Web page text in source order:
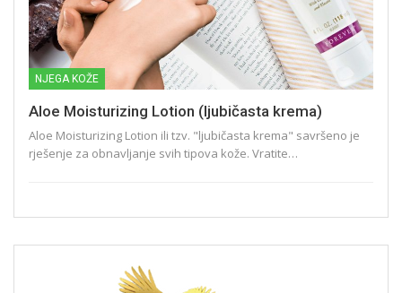
NJEGA KOŽE
Aloe Moisturizing Lotion (ljubičasta krema)
Aloe Moisturizing Lotion ili tzv. "ljubičasta krema" savršeno je
rješenje za obnavljanje svih tipova kože. Vratite…